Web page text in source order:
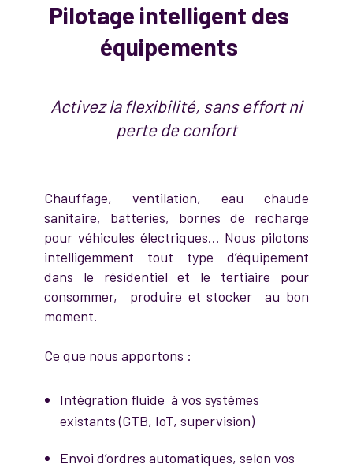
Pilotage intelligent des
équipements
Activez la flexibilité, sans effort ni
perte de confort
Chauffage, ventilation, eau chaude
sanitaire, batteries, bornes de recharge
pour véhicules électriques… Nous pilotons
intelligemment tout type d’équipement
dans le résidentiel et le tertiaire pour
consommer, produire et stocker au bon
moment.
Ce que nous apportons :
Intégration fluide à vos systèmes
existants (GTB, IoT, supervision)
Envoi d’ordres automatiques, selon vos